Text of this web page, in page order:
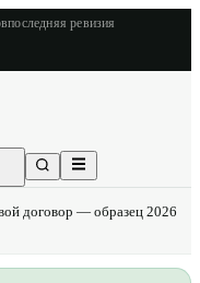
последняя ревизия
договор — образец 2026